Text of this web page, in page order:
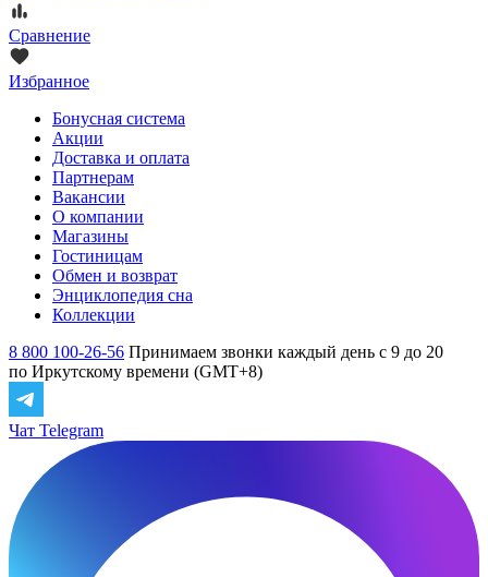
Сравнение
Избранное
Бонусная система
Акции
Доставка и оплата
Партнерам
Вакансии
О компании
Магазины
Гостиницам
Обмен и возврат
Энциклопедия сна
Коллекции
8 800 100-26-56 Принимаем звонки каждый день с 9 до 20
по Иркутскому времени (GMT+8)
Чат Telegram